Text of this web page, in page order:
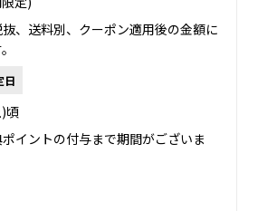
、送料別、クーポン適用後の金額に
日
頃
イントの付与まで期間がございま